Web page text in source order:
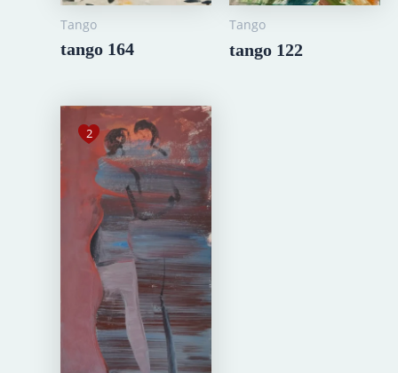
Tango
tango 164
Tango
tango 122
2